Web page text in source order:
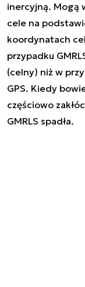
inercyjną. Mogą
cele na
koordynatach
przypadku
(celny) niż w
GPS. Kiedy
częściowo
GMRLS spadła.